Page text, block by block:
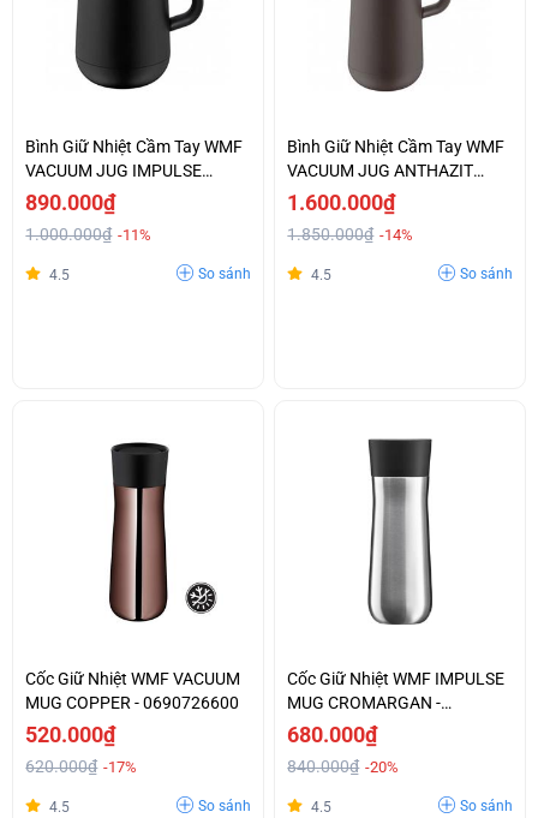
Bình Giữ Nhiệt Cầm Tay WMF
VACUUM JUG IMPULSE
BLACK - 0690687390
890.000₫
1.000.000₫ -11%
4.5 So sánh
Bình Giữ Nhiệt Cầm Tay WMF
VACUUM JUG ANTHAZIT
-0690697390
1.600.000₫
1.850.000₫ -14%
4.5 So sánh
Cốc Giữ Nhiệt WMF VACUUM
MUG COPPER - 0690726600
520.000₫
620.000₫ -17%
4.5 So sánh
Cốc Giữ Nhiệt WMF IMPULSE
MUG CROMARGAN -
0690926040
680.000₫
840.000₫ -20%
4.5 So sánh